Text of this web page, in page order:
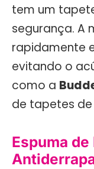
tem um
segurança. A
rapidamente
evitando o
como a
de tapetes
Espuma